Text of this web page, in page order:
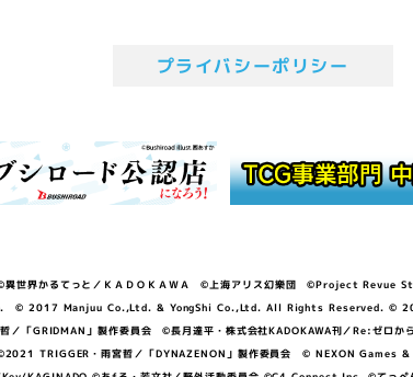
プライバシーポリシー
界かるてっと／ＫＡＤＯＫＡＷＡ ©上海アリス幻樂団 ©Project
© 2017 Manjuu Co.,Ltd. & YongShi Co.,Ltd. All Rights
GRIDMAN」製作委員会 ©長月達平・株式会社KADOKAWA刊／Re:ゼロか
・雨宮哲／「DYNAZENON」製作委員会 © NEXON Games &